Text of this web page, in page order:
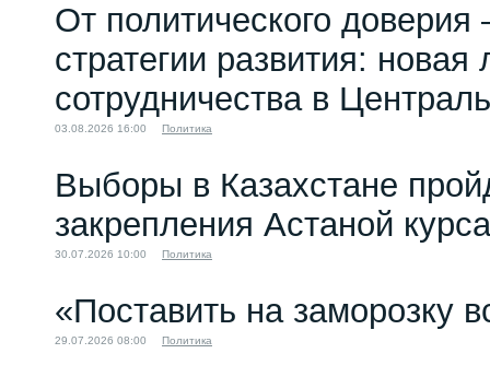
ИРАН ПЕРЕД
ИСТОРИЧЕСКИМ
ВЫБОРОМ (О...
13.01.2026 14:00
От политического
стратегии развития: новая
сотрудничества в
03.08.2026 16:00 Политика
Выборы в Казахстане
закрепления Астаной
30.07.2026 10:00 Политика
«Поставить на заморозку
29.07.2026 08:00 Политика